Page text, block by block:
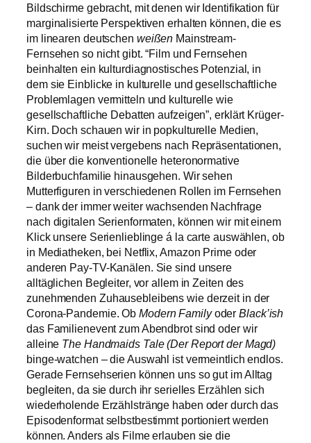
Bildschirme gebracht, mit denen wir Identifikation für
marginalisierte Perspektiven erhalten können, die es
im linearen deutschen weißen Mainstream-
Fernsehen so nicht gibt. “Film und Fernsehen
beinhalten ein kulturdiagnostisches Potenzial, in
dem sie Einblicke in kulturelle und gesellschaftliche
Problemlagen vermitteln und kulturelle wie
gesellschaftliche Debatten aufzeigen”, erklärt Krüger-
Kirn. Doch schauen wir in popkulturelle Medien,
suchen wir meist vergebens nach Repräsentationen,
die über die konventionelle heteronormative
Bilderbuchfamilie hinausgehen. Wir sehen
Mutterfiguren in verschiedenen Rollen im Fernsehen
– dank der immer weiter wachsenden Nachfrage
nach digitalen Serienformaten, können wir mit einem
Klick unsere Serienlieblinge á la carte auswählen, ob
in Mediatheken, bei Netflix, Amazon Prime oder
anderen Pay-TV-Kanälen. Sie sind unsere
alltäglichen Begleiter, vor allem in Zeiten des
zunehmenden Zuhausebleibens wie derzeit in der
Corona-Pandemie. Ob Modern FamilyoderBlack’ish
das Familienevent zum Abendbrot sind oder wir
alleine The Handmaids Tale (Der Report der Magd)
binge-watchen – die Auswahl ist vermeintlich endlos.
Gerade Fernsehserien können uns so gut im Alltag
begleiten, da sie durch ihr serielles Erzählen sich
wiederholende Erzählstränge haben oder durch das
Episodenformat selbstbestimmt portioniert werden
können. Anders als Filme erlauben sie die